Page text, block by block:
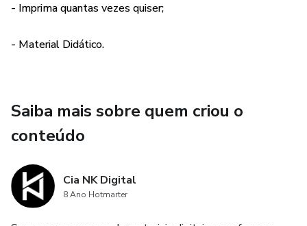
- Imprima quantas vezes quiser;
- Material Didático.
Saiba mais sobre quem criou o
conteúdo
Cia NK Digital
8 Ano Hotmarter